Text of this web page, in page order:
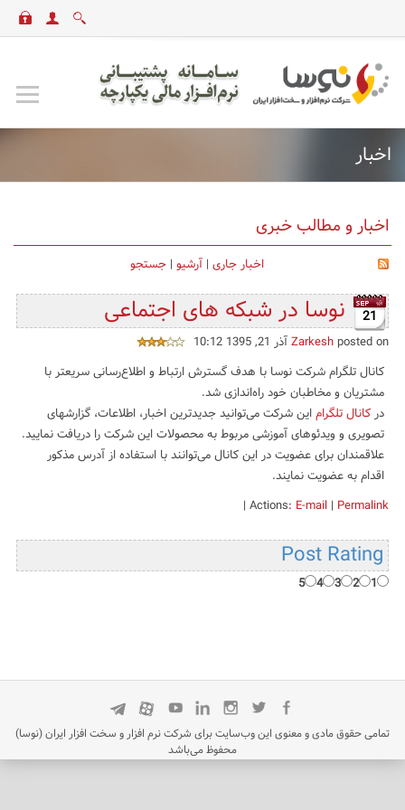
اخبار
اخبار و مطالب خبری
اخبار جاری | آرشیو | جستجو
21 نوسا در شبکه های اجتماعی
Zarkesh posted on آذر 21, 1395 10:12
کانال تلگرام شرکت نوسا با هدف گسترش ارتباط و اطلاع‌رسانی سریعتر با
مشتریان و مخاطبان خود راه‌اندازی شد.
درکانال تلگراماین شرکت می‌توانید جدیدترین اخبار، اطلاعات، گزارشهای
تصویری و ویدئوهای آموزشی مربوط به محصولات این شرکت را دریافت نمایید.
علاقمندان برای عضویت در این کانال می‌توانند با استفاده از آدرس مذکور
اقدام به عضویت نمایند.
Actions: E-mail | Permalink
|
Post Rating
1
2
3
4
5
تمامی حقوق مادی و معنوی این وب‌سایت برای شرکت نرم افزار و سخت افزار ایران (نوسا)
محفوظ می‌باشد